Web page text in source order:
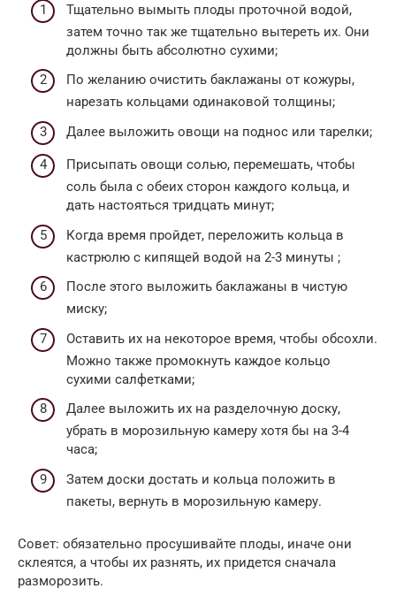
Тщательно вымыть плоды проточной водой,
затем точно так же тщательно вытереть их. Они
должны быть абсолютно сухими;
По желанию очистить баклажаны от кожуры,
нарезать кольцами одинаковой толщины;
Далее выложить овощи на поднос или тарелки;
Присыпать овощи солью, перемешать, чтобы
соль была с обеих сторон каждого кольца, и
дать настояться тридцать минут;
Когда время пройдет, переложить кольца в
кастрюлю с кипящей водой на 2-3 минуты ;
После этого выложить баклажаны в чистую
миску;
Оставить их на некоторое время, чтобы обсохли.
Можно также промокнуть каждое кольцо
сухими салфетками;
Далее выложить их на разделочную доску,
убрать в морозильную камеру хотя бы на 3-4
часа;
Затем доски достать и кольца положить в
пакеты, вернуть в морозильную камеру.
Совет: обязательно просушивайте плоды, иначе они
склеятся, а чтобы их разнять, их придется сначала
разморозить.